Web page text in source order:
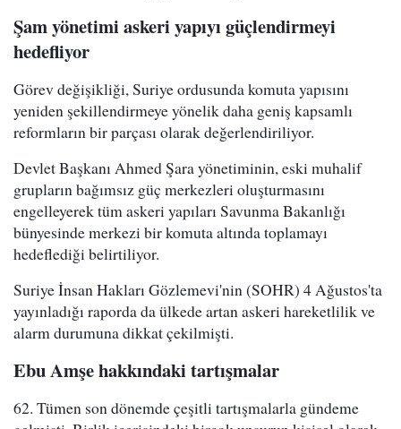
Şam yönetimi askeri yapıyı güçlendirmeyi
hedefliyor
Görev değişikliği, Suriye ordusunda komuta yapısını
yeniden şekillendirmeye yönelik daha geniş kapsamlı
reformların bir parçası olarak değerlendiriliyor.
Devlet Başkanı Ahmed Şara yönetiminin, eski muhalif
grupların bağımsız güç merkezleri oluşturmasını
engelleyerek tüm askeri yapıları Savunma Bakanlığı
bünyesinde merkezi bir komuta altında toplamayı
hedeflediği belirtiliyor.
Suriye İnsan Hakları Gözlemevi'nin (SOHR) 4 Ağustos'ta
yayınladığı raporda da ülkede artan askeri hareketlilik ve
alarm durumuna dikkat çekilmişti.
Ebu Amşe hakkındaki tartışmalar
62. Tümen son dönemde çeşitli tartışmalarla gündeme